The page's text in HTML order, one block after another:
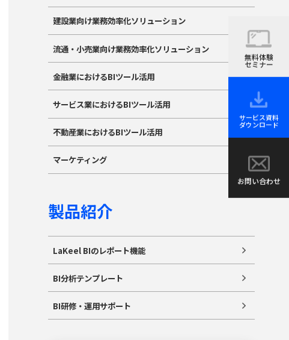
無料体験
セミナー
サービス資料
ダウンロード
お問い合わせ
建設業向け業務効率化ソリューション
流通・小売業向け業務効率化ソリューション
金融業におけるBIツール活用
サービス業におけるBIツール活用
不動産業におけるBIツール活用
マーケティング
製品紹介
LaKeel BIのレポート機能
BI分析テンプレート
BI研修・運用サポート